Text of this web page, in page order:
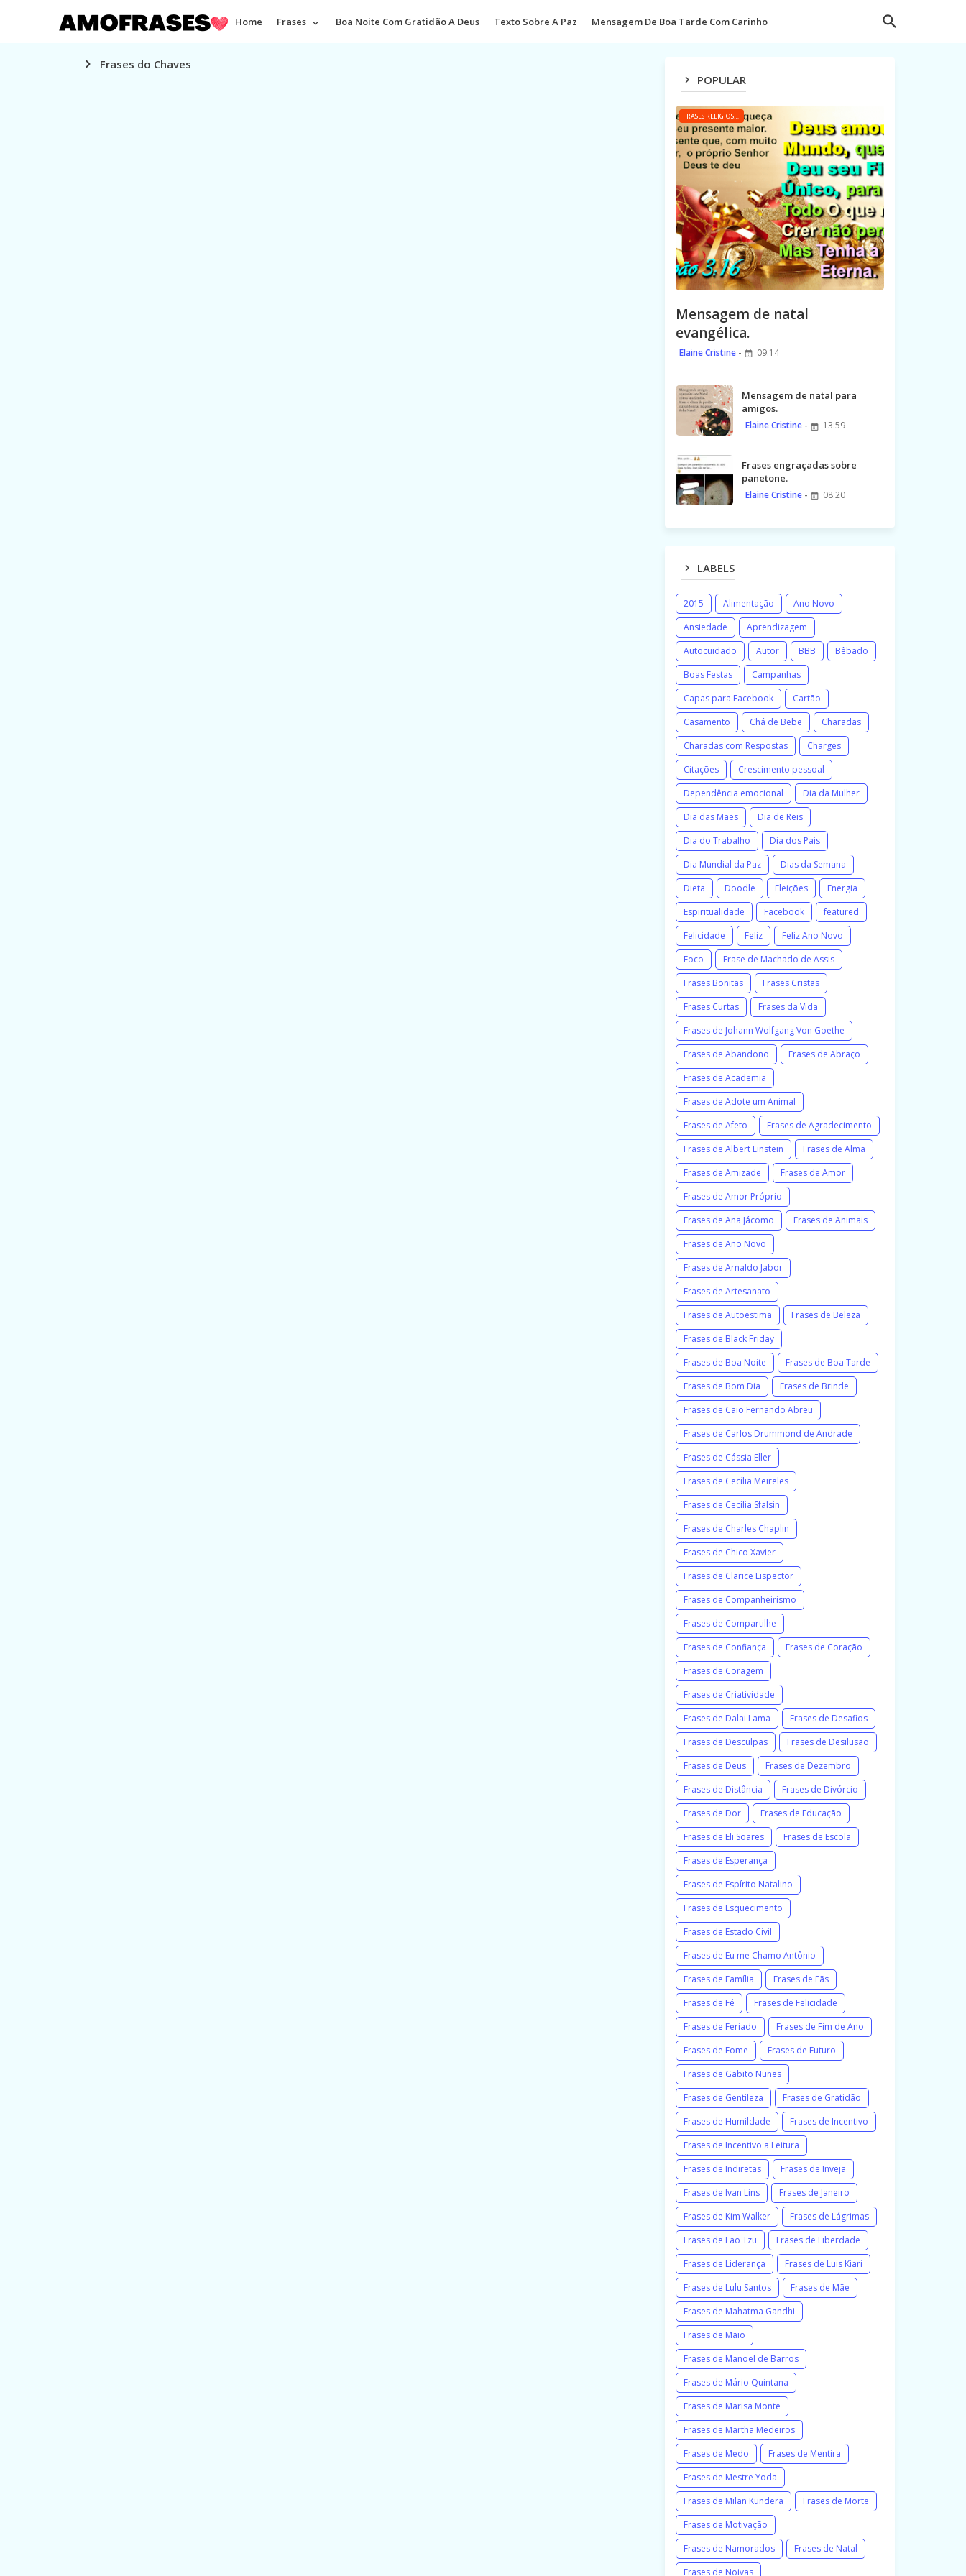
Home Frases Boa Noite Com Gratidão A Deus Texto Sobre A Paz Mensagem De Boa Tarde Com Carinho
Frases do Chaves
POPULAR
FRASES RELIGIOSAS
Mensagem de natal
evangélica.
Elaine Cristine 09:14
Mensagem de natal para
amigos.
Elaine Cristine 13:59
Frases engraçadas sobre
panetone.
Elaine Cristine 08:20
LABELS
2015 Alimentação
Ano Novo
Ansiedade
Aprendizagem
Autocuidado
Autor BBB
Bêbado
Boas Festas
Campanhas
Capas para Facebook
Cartão
Casamento
Chá de Bebe
Charadas
Charadas com Respostas
Charges
Citações
Crescimento pessoal
Dependência emocional
Dia da Mulher
Dia das Mães
Dia de Reis
Dia do Trabalho
Dia dos Pais
Dia Mundial da Paz
Dias da Semana
Dieta
Doodle Eleições
Energia
Espiritualidade
Facebook
featured
Felicidade
Feliz
Feliz Ano Novo
Foco
Frase de Machado de Assis
Frases Bonitas
Frases Cristãs
Frases Curtas
Frases da Vida
Frases de Johann Wolfgang Von Goethe
Frases de Abandono
Frases de Abraço
Frases de Academia
Frases de Adote um Animal
Frases de Afeto
Frases de Agradecimento
Frases de Albert Einstein
Frases de Alma
Frases de Amizade
Frases de Amor
Frases de Amor Próprio
Frases de Ana Jácomo
Frases de Animais
Frases de Ano Novo
Frases de Arnaldo Jabor
Frases de Artesanato
Frases de Autoestima
Frases de Beleza
Frases de Black Friday
Frases de Boa Noite
Frases de Boa Tarde
Frases de Bom Dia
Frases de Brinde
Frases de Caio Fernando Abreu
Frases de Carlos Drummond de Andrade
Frases de Cássia Eller
Frases de Cecília Meireles
Frases de Cecília Sfalsin
Frases de Charles Chaplin
Frases de Chico Xavier
Frases de Clarice Lispector
Frases de Companheirismo
Frases de Compartilhe
Frases de Confiança
Frases de Coração
Frases de Coragem
Frases de Criatividade
Frases de Dalai Lama
Frases de Desafios
Frases de Desculpas
Frases de Desilusão
Frases de Deus
Frases de Dezembro
Frases de Distância
Frases de Divórcio
Frases de Dor
Frases de Educação
Frases de Eli Soares
Frases de Escola
Frases de Esperança
Frases de Espírito Natalino
Frases de Esquecimento
Frases de Estado Civil
Frases de Eu me Chamo Antônio
Frases de Família
Frases de Fãs
Frases de Fé
Frases de Felicidade
Frases de Feriado
Frases de Fim de Ano
Frases de Fome
Frases de Futuro
Frases de Gabito Nunes
Frases de Gentileza
Frases de Gratidão
Frases de Humildade
Frases de Incentivo
Frases de Incentivo a Leitura
Frases de Indiretas
Frases de Inveja
Frases de Ivan Lins
Frases de Janeiro
Frases de Kim Walker
Frases de Lágrimas
Frases de Lao Tzu
Frases de Liberdade
Frases de Liderança
Frases de Luis Kiari
Frases de Lulu Santos
Frases de Mãe
Frases de Mahatma Gandhi
Frases de Maio
Frases de Manoel de Barros
Frases de Mário Quintana
Frases de Marisa Monte
Frases de Martha Medeiros
Frases de Medo
Frases de Mentira
Frases de Mestre Yoda
Frases de Milan Kundera
Frases de Morte
Frases de Motivação
Frases de Namorados
Frases de Natal
Frases de Noivas